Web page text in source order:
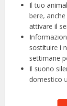
Il tuo
bere,
attivare il
sostituire i
settimane
Il suono
domestico